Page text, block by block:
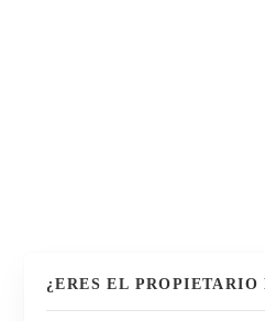
¿ERES EL PROPIETARIO